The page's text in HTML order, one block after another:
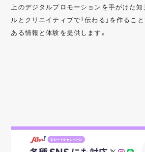
上のデジタルプロモーションを手がけた知
ルとクリエイティブで「伝わる」を作るこ
ある情報と体験を提供します。